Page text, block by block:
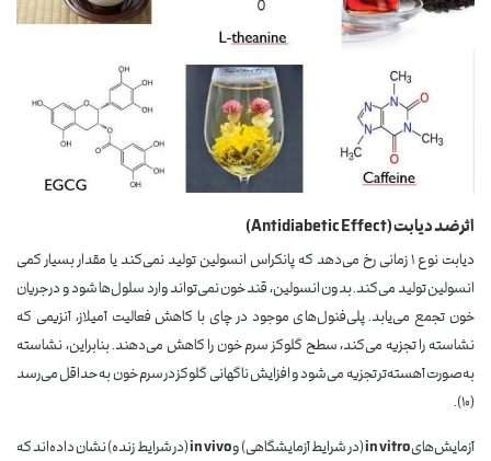
اثر ضد دیابت (Antidiabetic Effect)
دیابت نوع ۱ زمانی رخ می‌دهد که پانکراس انسولین تولید نمی‌کند یا مقدار بسیار کمی
انسولین تولید می‌کند. بدون انسولین، قند خون نمی‌تواند وارد سلول‌ها شود و در جریان
خون تجمع می‌یابد. پلی‌فنول‌های موجود در چای با کاهش فعالیت آمیلاز، آنزیمی که
نشاسته را تجزیه می‌کند، سطح گلوکز سرم خون را کاهش می‌دهند. بنابراین، نشاسته
به‌صورت آهسته‌تر تجزیه می‌شود و افزایش ناگهانی گلوکز در سرم خون به حداقل می‌رسد
(۱۰).
آزمایش‌هایin vitro(در شرایط آزمایشگاهی) وin vivo(در شرایط زنده) نشان داده‌اند که